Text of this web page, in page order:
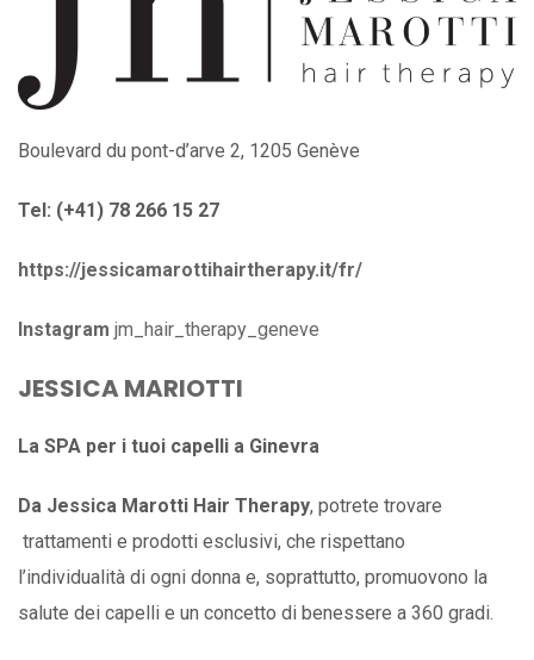
Boulevard du pont-d’arve 2, 1205 Genève
Tel: (+41) 78 266 15 27
https://jessicamarottihairtherapy.it/fr/
Instagram jm_hair_therapy_geneve
JESSICA MARIOTTI
La SPA per i tuoi capelli a Ginevra
Da Jessica Marotti Hair Therapy, potrete trovare
trattamenti e prodotti esclusivi, che rispettano
l’individualità di ogni donna e, soprattutto, promuovono la
salute dei capelli e un concetto di benessere a 360 gradi.